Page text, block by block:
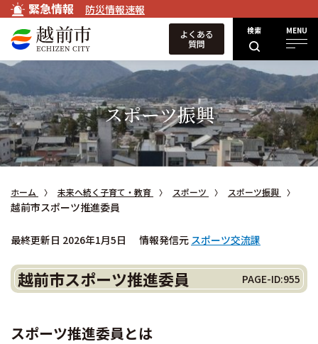
緊急情報 防災情報速報
検索 MENU
よくある
質問
スポーツ振興
ホーム 未来へ続く子育て・教育 スポーツ スポーツ振興
越前市スポーツ推進委員
最終更新日 2026年1月5日 情報発信元 スポーツ交流課
越前市スポーツ推進委員 PAGE-ID:955
スポーツ推進委員とは